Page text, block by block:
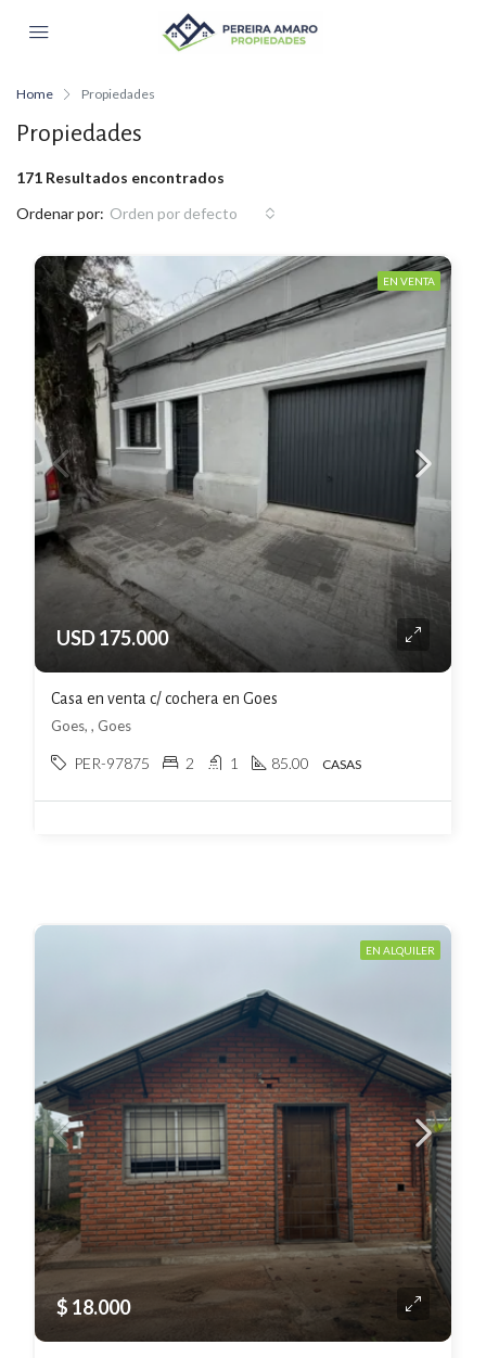
Home Propiedades
Propiedades
171 Resultados encontrados
Ordenar por: Orden por defecto
EN VENTA
USD 175.000
Casa en venta c/ cochera en Goes
Goes, , Goes
PER-97875 2 1 85.00 CASAS
EN ALQUILER
$ 18.000